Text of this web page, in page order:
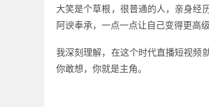
大笑是个草根，很普通的人，亲身经
阿谀奉承，一点一点让自己变得更高级
我深刻理解，在这个时代直播短视
你敢想，你就是主角。